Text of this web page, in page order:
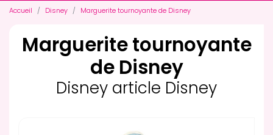
Accueil Disney Marguerite tournoyante de Disney
Marguerite tournoyante
de Disney
Disney article Disney